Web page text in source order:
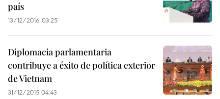
país
13/12/2016 03:25
Diplomacia parlamentaria
contribuye a éxito de política exterior
de Vietnam
31/12/2015 04:43